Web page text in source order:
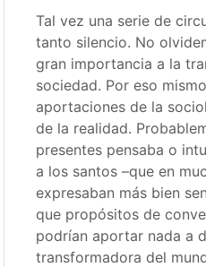
Tal vez una serie de
tanto silencio. No
gran importancia a la
sociedad. Por eso
aportaciones de la
de la realidad.
presentes pensaba o
a los santos –que en
expresaban más bien
que propósitos de
podrían aportar nada a
transformadora del